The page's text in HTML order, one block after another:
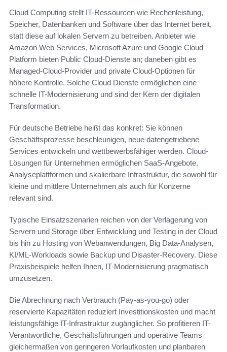
Cloud Computing stellt IT-Ressourcen wie Rechenleistung,
Speicher, Datenbanken und Software über das Internet bereit,
statt diese auf lokalen Servern zu betreiben. Anbieter wie
Amazon Web Services, Microsoft Azure und Google Cloud
Platform bieten Public Cloud-Dienste an; daneben gibt es
Managed-Cloud-Provider und private Cloud-Optionen für
höhere Kontrolle. Solche Cloud Dienste ermöglichen eine
schnelle IT-Modernisierung und sind der Kern der digitalen
Transformation.
Für deutsche Betriebe heißt das konkret: Sie können
Geschäftsprozesse beschleunigen, neue datengetriebene
Services entwickeln und wettbewerbsfähiger werden. Cloud-
Lösungen für Unternehmen ermöglichen SaaS-Angebote,
Analyseplattformen und skalierbare Infrastruktur, die sowohl für
kleine und mittlere Unternehmen als auch für Konzerne
relevant sind.
Typische Einsatzszenarien reichen von der Verlagerung von
Servern und Storage über Entwicklung und Testing in der Cloud
bis hin zu Hosting von Webanwendungen, Big Data-Analysen,
KI/ML-Workloads sowie Backup und Disaster-Recovery. Diese
Praxisbeispiele helfen Ihnen, IT-Modernisierung pragmatisch
umzusetzen.
Die Abrechnung nach Verbrauch (Pay-as-you-go) oder
reservierte Kapazitäten reduziert Investitionskosten und macht
leistungsfähige IT-Infrastruktur zugänglicher. So profitieren IT-
Verantwortliche, Geschäftsführungen und operative Teams
gleichermaßen von geringeren Vorlaufkosten und planbaren